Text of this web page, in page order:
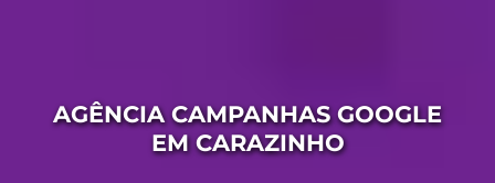
AGÊNCIA CAMPANHAS GOOGLE
EM CARAZINHO